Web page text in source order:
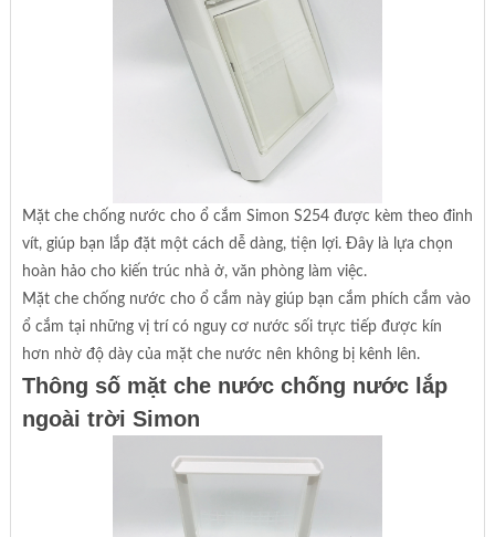
Mặt che chống nước cho ổ cắm Simon S254 được kèm theo đinh
vít, giúp bạn lắp đặt một cách dễ dàng, tiện lợi. Đây là lựa chọn
hoàn hảo cho kiến trúc nhà ở, văn phòng làm việc.
Mặt che chống nước cho ổ cắm này giúp bạn cắm phích cắm vào
ổ cắm tại những vị trí có nguy cơ nước sối trực tiếp được kín
hơn nhờ độ dày của mặt che nước nên không bị kênh lên.
Thông số mặt che nước chống nước lắp
ngoài trời Simon